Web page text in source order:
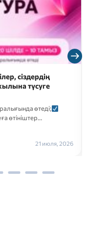
сіздердің
түсуге
өтеді;
өтініштер…
21 июля, 2026